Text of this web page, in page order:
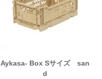
Aykasa- Box Sサイズ san
d